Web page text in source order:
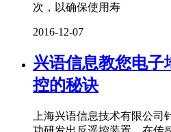
次，以确保使用寿
2016-12-07
兴语信息教您电子
控的秘诀
上海兴语信息技术有限公